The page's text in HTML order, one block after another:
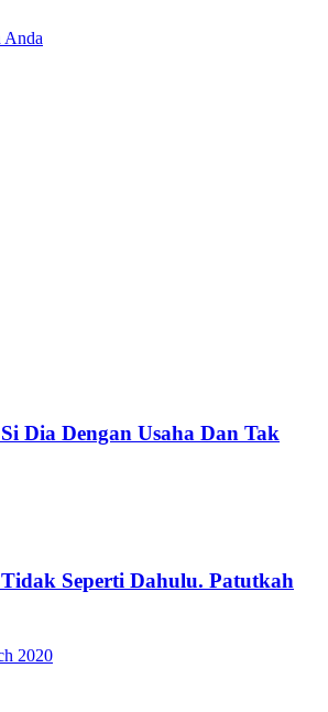
Anda
Dia Dengan Usaha Dan Tak
Seperti Dahulu. Patutkah
2020